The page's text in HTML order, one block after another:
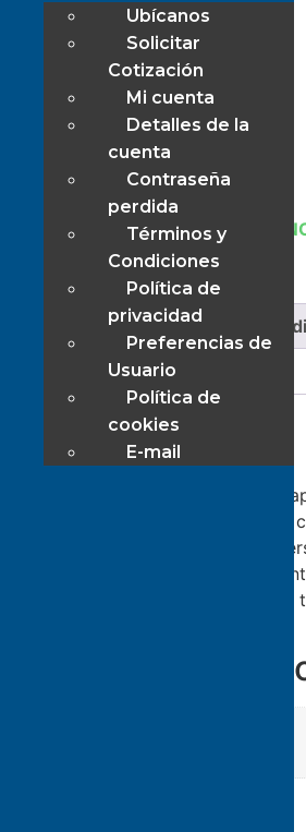
Microondas Home
1 disponibles
Añadir al carrito
7239 Categoría:LINEA
Electrodomésticos.
Descripción Información
Valoraciones (0)
Descripción
Microondas blanco de 20 litros:
tu cocina. Nuestro microondas de
capacidad de 20 litros ofrece
cocción rápida, facilitando el
preparación de alimentos en poco
Información
Ubícanos
Solicitar
Cotización
Mi cuenta
Detalles de la
cuenta
Contraseña
perdida
Términos y
Condiciones
Política de
privacidad
Preferencias de
Usuario
Política de
cookies
E-mail